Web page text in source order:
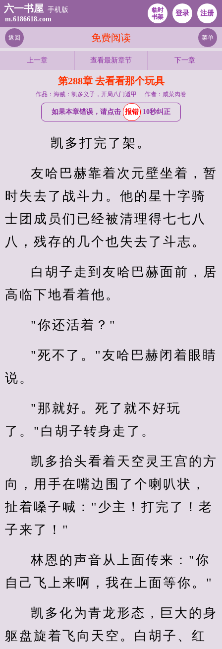
六一书屋 手机版
m.6186618.com
临时
书架
登录 注册
免费阅读
返回 菜单
上一章 查看最新章节 下一章
第288章 去看看那个玩具
作品：海贼：凯多义子，开局八门遁甲 作者：咸菜肉卷
如果本章错误，请点击 报错 10秒纠正
    凯多打完了架。
友哈巴赫靠着次元壁坐着，暂
时失去了战斗力。他的星十字骑
士团成员们已经被清理得七七八
八，残存的几个也失去了斗志。
白胡子走到友哈巴赫面前，居
高临下地看着他。
"你还活着？"
"死不了。"友哈巴赫闭着眼睛
说。
"那就好。死了就不好玩
了。"白胡子转身走了。
凯多抬头看着天空灵王宫的方
向，用手在嘴边围了个喇叭状，
扯着嗓子喊："少主！打完了！老
子来了！"
林恩的声音从上面传来："你
自己飞上来啊，我在上面等你。"
凯多化为青龙形态，巨大的身
躯盘旋着飞向天空。白胡子、红